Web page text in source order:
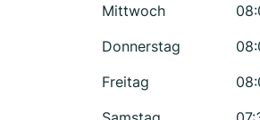
Mittwoch
Donnerstag
Freitag